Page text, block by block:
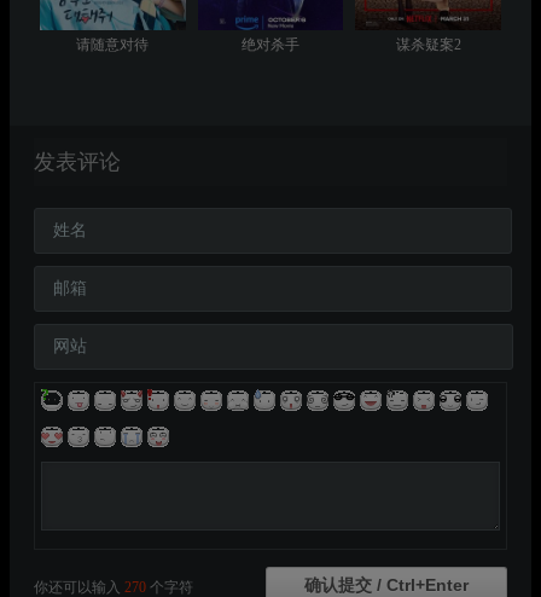
请随意对待 绝对杀手 谋杀疑案2
发表评论
姓名
邮箱
网站
你还可以输入 270 个字符